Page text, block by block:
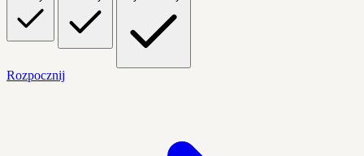
Rozpocznij